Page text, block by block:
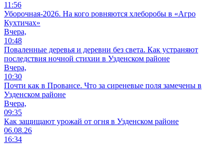
11:56
Уборочная-2026. На кого ровняются хлеборобы в «Агро
Кухтичах»
Вчера,
10:48
Поваленные деревья и деревни без света. Как устраняют
последствия ночной стихии в Узденском районе
Вчера,
10:30
Почти как в Провансе. Что за сиреневые поля замечены в
Узденском районе
Вчера,
09:35
Как защищают урожай от огня в Узденском районе
06.08.26
16:34